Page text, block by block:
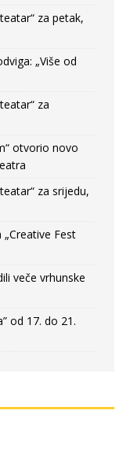
za petak,
„Više od
za
otvorio novo
za srijedu,
Fest
veče vrhunske
od 17. do 21.